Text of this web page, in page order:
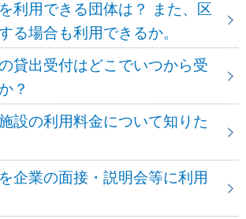
利用できる団体は？ また、区
る場合も利用できるか。
貸出受付はどこでいつから受
？
設の利用料金について知りた
企業の面接・説明会等に利用